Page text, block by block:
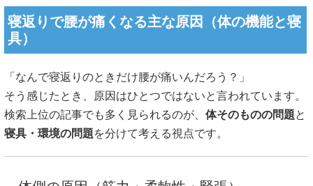
寝返りで腰が痛くなる主な原因（体の機能と寝
具）
「なんで寝返りのときだけ腰が痛いんだろう？」
そう感じたとき、原因はひとつではないと言われています。
検索上位の記事でも多く見られるのが、 体そのものの問題と
寝具・環境の問題を分けて考える視点です。